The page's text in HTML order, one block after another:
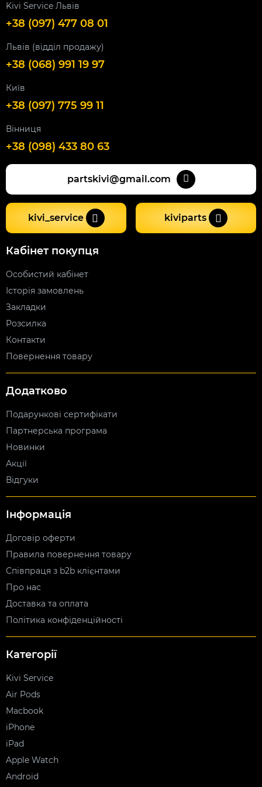
Kivi Service Львів
+38 (097) 477 08 01
Львів (відділ продажу)
+38 (068) 991 19 97
Київ
+38 (097) 775 99 11
Вінниця
+38 (098) 433 80 63
partskivi@gmail.com
kivi_service kiviparts
Кабінет покупця
Особистий кабінет
Історія замовлень
Закладки
Розсилка
Контакти
Повернення товару
Додатково
Подарункові сертифікати
Партнерська програма
Новинки
Акції
Відгуки
Інформація
Договір оферти
Правила повернення товару
Співпраця з b2b клієнтами
Про нас
Доставка та оплата
Політика конфіденційності
Категорії
Kivi Service
Air Pods
Macbook
iPhone
iPad
Apple Watch
Android